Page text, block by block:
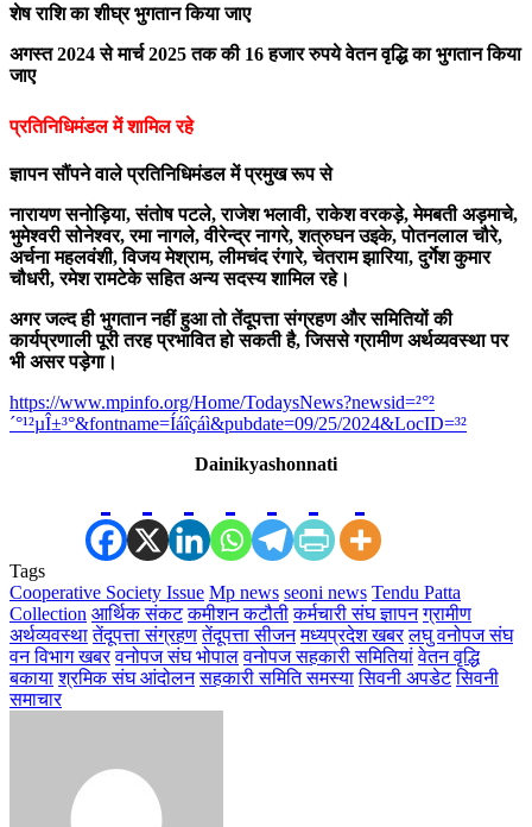
शेष राशि का शीघ्र भुगतान किया जाए
अगस्त 2024 से मार्च 2025 तक की 16 हजार रुपये वेतन वृद्धि का भुगतान किया
जाए
प्रतिनिधिमंडल में शामिल रहे
ज्ञापन सौंपने वाले प्रतिनिधिमंडल में प्रमुख रूप से
नारायण सनोड़िया, संतोष पटले, राजेश भलावी, राकेश वरकड़े, मेमबती अड़माचे,
भुमेश्वरी सोनेश्वर, रमा नागले, वीरेन्द्र नागरे, शत्रुघन उइके, पोतनलाल चौरे,
अर्चना महलवंशी, विजय मेश्राम, लीमचंद रंगारे, चेतराम झारिया, दुर्गेश कुमार
चौधरी, रमेश रामटेके सहित अन्य सदस्य शामिल रहे।
अगर जल्द ही भुगतान नहीं हुआ तो तेंदूपत्ता संग्रहण और समितियों की
कार्यप्रणाली पूरी तरह प्रभावित हो सकती है, जिससे ग्रामीण अर्थव्यवस्था पर
भी असर पड़ेगा।
https://www.mpinfo.org/Home/TodaysNews?newsid=²°²
´°¹²µÎ±³°&fontname=Íáîçáì&pubdate=09/25/2024&LocID=³²
Dainikyashonnati
Tags
Cooperative Society Issue Mp news seoni news Tendu Patta
Collection आर्थिक संकट कमीशन कटौती कर्मचारी संघ ज्ञापन ग्रामीण
अर्थव्यवस्था तेंदूपत्ता संग्रहण तेंदूपत्ता सीजन मध्यप्रदेश खबर लघु वनोपज संघ
वन विभाग खबर वनोपज संघ भोपाल वनोपज सहकारी समितियां वेतन वृद्धि
बकाया श्रमिक संघ आंदोलन सहकारी समिति समस्या सिवनी अपडेट सिवनी
समाचार